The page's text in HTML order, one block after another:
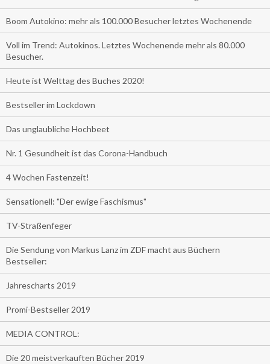
Boom Autokino: mehr als 100.000 Besucher letztes Wochenende
Voll im Trend: Autokinos. Letztes Wochenende mehr als 80.000
Besucher.
Heute ist Welttag des Buches 2020!
Bestseller im Lockdown
Das unglaubliche Hochbeet
Nr. 1 Gesundheit ist das Corona-Handbuch
4 Wochen Fastenzeit!
Sensationell: "Der ewige Faschismus"
TV-Straßenfeger
Die Sendung von Markus Lanz im ZDF macht aus Büchern
Bestseller:
Jahrescharts 2019
Promi-Bestseller 2019
MEDIA CONTROL:
Die 20 meistverkauften Bücher 2019